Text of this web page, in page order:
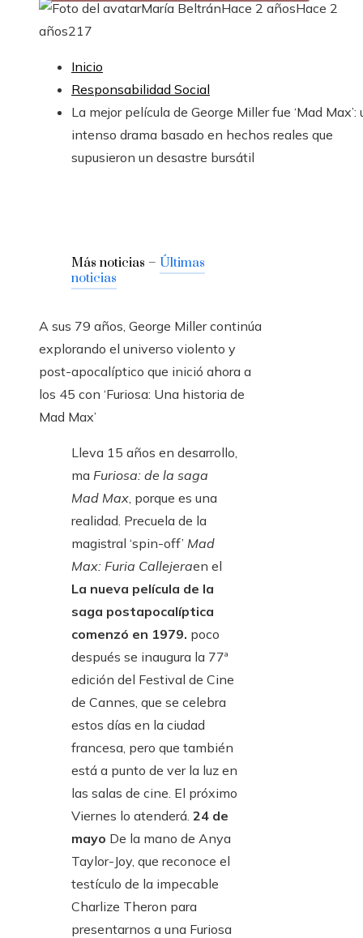
María BeltránHace 2 añosHace 2
años217
Inicio
Responsabilidad Social
La mejor película de George Miller fue ‘Mad Max’:
intenso drama basado en hechos reales que
supusieron un desastre bursátil
Más noticias – Últimas
noticias
A sus 79 años, George Miller continúa
explorando el universo violento y
post-apocalíptico que inició ahora a
los 45 con ‘Furiosa: Una historia de
Mad Max’
Lleva 15 años en desarrollo,
ma Furiosa: de la saga
Mad Max , porque es una
realidad. Precuela de la
magistral ‘spin-off’ Mad
Max: Furia Callejeraen el
La nueva película de la
saga postapocalíptica
comenzó en 1979. poco
después se inaugura la 77ª
edición del Festival de Cine
de Cannes, que se celebra
estos días en la ciudad
francesa, pero que también
está a punto de ver la luz en
las salas de cine. El próximo
Viernes lo atenderá. 24 de
mayo De la mano de Anya
Taylor-Joy, que reconoce el
testículo de la impecable
Charlize Theron para
presentarnos a una Furiosa